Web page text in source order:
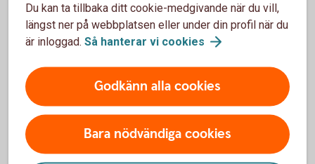
Prata bolån med oss
Har du frågor om bolån? Ring oss så hjälper vi dig!
Ring 0322-78 600 och prata bolån
Du kan ta tillbaka ditt cookie-medgivande när du vill,
längst ner på webbplatsen eller under din profil när du
är inloggad. Så hanterar vi cookies
Godkänn alla cookies
Bara nödvändiga cookies